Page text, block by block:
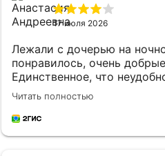
17 июля 2026
Лежали с дочерью на
понравилось, очень
Единственное, что
постельное белье и
кипяченую воду
Читать полностью